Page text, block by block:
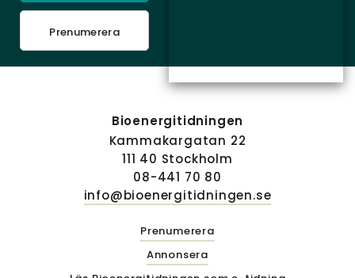
Prenumerera
Bioenergitidningen
Kammakargatan 22
111 40 Stockholm
08-441 70 80
info@bioenergitidningen.se
Prenumerera
Annonsera